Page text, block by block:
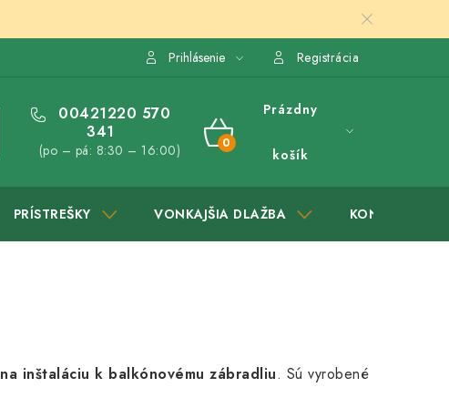
Prihlásenie Registrácia
00421220 570
341
(po – pá: 8:30 – 16:00)
NÁKUPNÝ
Prázdny
košík
PRÍSTREŠKY VONKAJŠIA DLAŽBA KONTAKTY
na inštaláciu k balkónovému zábradliu. Sú vyrobené